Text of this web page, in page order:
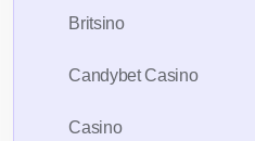
Britsino
Candybet Casino
Casino